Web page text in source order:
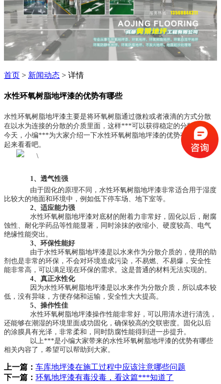
首页 > 新闻动态 > 详情
水性环氧树脂地坪漆的优势有哪些
水性环氧树脂地坪漆主要是将环氧树脂通过微粒或者液滴的方式分散
在以水为连接的分散的介质里面，这样***可以获得稳定的分散体系。
今天， 小编***为大家介绍一下水性环氧树脂地坪漆的优势有哪些，一
起来看看吧。
1、透气性强
由于固化的原理不同，水性环氧树脂地坪漆非常适合用于湿度
比较大的地面和环境中，例如低下停车场、地下室等。
2、适应能力强
水性环氧树脂地坪漆对底材的附着力非常好，固化以后，耐腐
蚀性、耐化学药品等性能显著，同时涂抹的收缩小、硬度较高、电气
绝缘性能突出。
3、环保性能好
由于水性环氧树脂地坪漆是以水来作为分散介质的，使用的助
剂也是非常的环保，不会对环境造成污染，不易燃、不易爆，安全性
能非常高，可以满足现在环保的需求。这是普通的材料无法实现的。
4、真正水性化
因为水性环氧树脂地坪漆是以水来作为分散介质，所以成本较
低，没有异味，方便存储和运输，安全性大大提高。
5、操作性佳
水性环氧树脂地坪漆操作性能非常好，可以用清水进行清洗，
还能够在潮湿的环境里面成功固化，确保较高的交联密度。固化以后
的涂膜具有光泽，非常柔和，同时防腐性能得到进一步提升。
以上***是小编大家带来的水性环氧树脂地坪漆的优势有哪些
相关内容了，希望可以帮助到大家。
上一篇： 车库地坪漆在施工过程中应该注意哪些问题
下一篇： 环氧地坪漆有毒没毒，看这篇***知道了